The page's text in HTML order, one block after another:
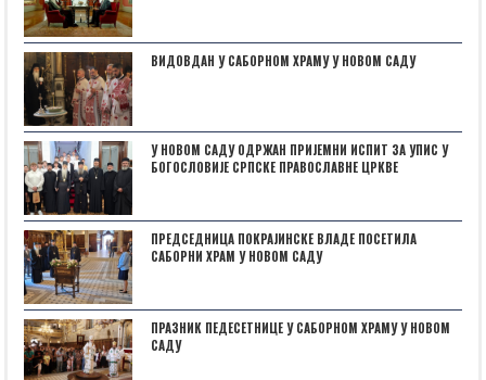
ВИДОВДАН У САБОРНОМ ХРАМУ У НОВОМ САДУ
У НОВОМ САДУ ОДРЖАН ПРИЈЕМНИ ИСПИТ ЗА УПИС У
БОГОСЛОВИЈЕ СРПСКЕ ПРАВОСЛАВНЕ ЦРКВЕ
ПРЕДСЕДНИЦА ПОКРАЈИНСКЕ ВЛАДЕ ПОСЕТИЛА
САБОРНИ ХРАМ У НОВОМ САДУ
ПРАЗНИК ПЕДЕСЕТНИЦЕ У САБОРНОМ ХРАМУ У НОВОМ
САДУ